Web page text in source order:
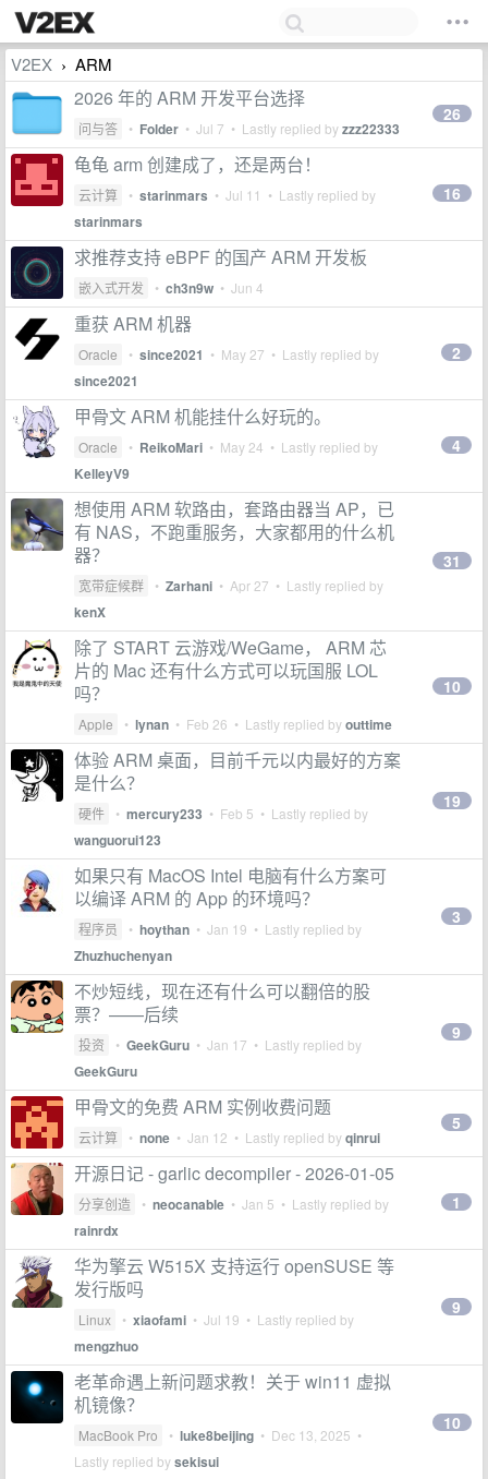
V2EX › ARM
2026 年的 ARM 开发平台选择
问与答 • Folder • Jul 7 • Lastly replied byzzz22333
26
龟龟 arm 创建成了，还是两台！
云计算 • starinmars • Jul 11 • Lastly replied by
starinmars
16
求推荐支持 eBPF 的国产 ARM 开发板
嵌入式开发 • ch3n9w • Jun 4
重获 ARM 机器
Oracle • since2021 • May 27 • Lastly replied by
since2021
2
甲骨文 ARM 机能挂什么好玩的。
Oracle • ReikoMari • May 24 • Lastly replied by
KelleyV9
4
想使用 ARM 软路由，套路由器当 AP，已
有 NAS，不跑重服务，大家都用的什么机
器？
宽带症候群 • Zarhani • Apr 27 • Lastly replied by
kenX
31
除了 START 云游戏/WeGame， ARM 芯
片的 Mac 还有什么方式可以玩国服 LOL
吗？
Apple • lynan • Feb 26 • Lastly replied byouttime
10
体验 ARM 桌面，目前千元以内最好的方案
是什么？
硬件 • mercury233 • Feb 5 • Lastly replied by
wanguorui123
19
如果只有 MacOS Intel 电脑有什么方案可
以编译 ARM 的 App 的环境吗？
程序员 • hoythan • Jan 19 • Lastly replied by
Zhuzhuchenyan
3
不炒短线，现在还有什么可以翻倍的股
票？——后续
投资 • GeekGuru • Jan 17 • Lastly replied by
GeekGuru
9
甲骨文的免费 ARM 实例收费问题
云计算 • none • Jan 12 • Lastly replied byqinrui
5
开源日记 - garlic decompiler - 2026-01-05
分享创造 • neocanable • Jan 5 • Lastly replied by
rainrdx
1
华为擎云 W515X 支持运行 openSUSE 等
发行版吗
Linux • xiaofami • Jul 19 • Lastly replied by
mengzhuo
9
老革命遇上新问题求教！关于 win11 虚拟
机镜像？
MacBook Pro • luke8beijing • Dec 13, 2025 •
Lastly replied bysekisui
10